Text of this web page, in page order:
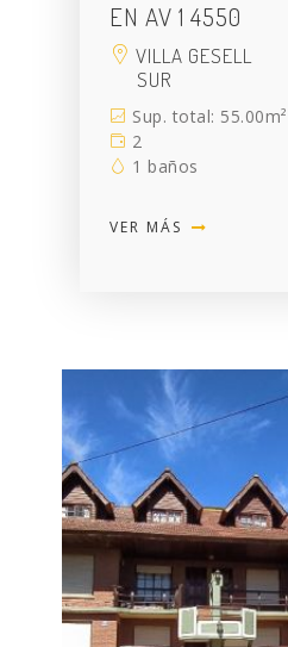
EN AV 1 4550
VILLA GESELL
SUR
Sup. total: 55.00m²
2
1 baños
VER MÁS